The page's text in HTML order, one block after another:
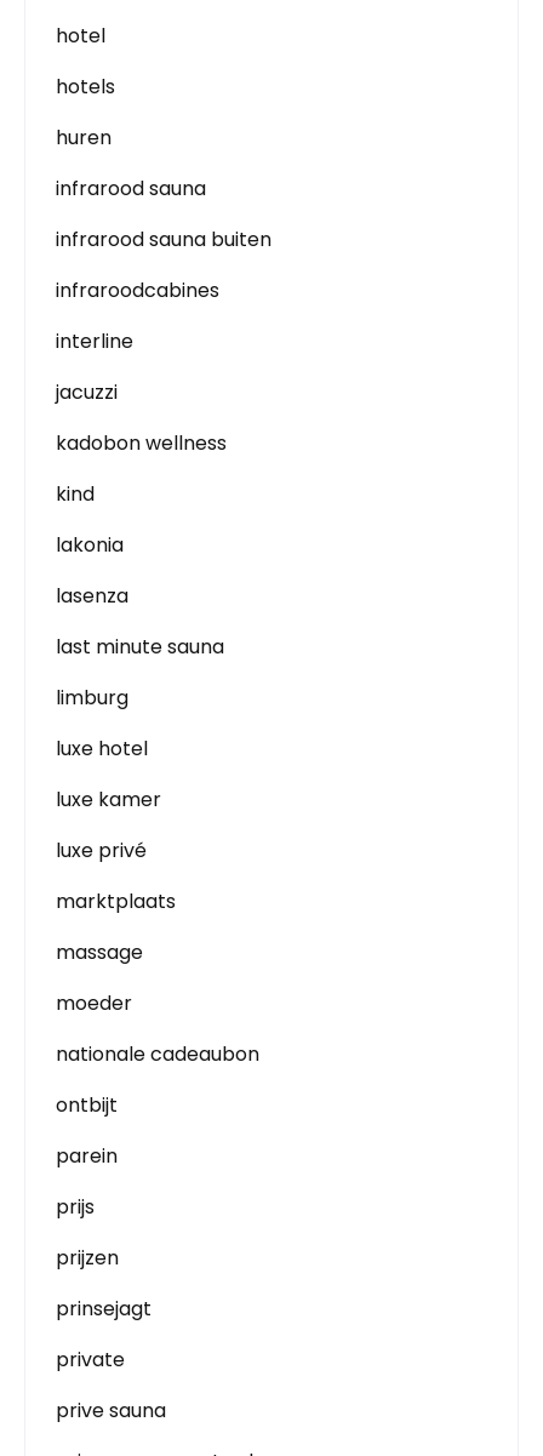
hotel
hotels
huren
infrarood sauna
infrarood sauna buiten
infraroodcabines
interline
jacuzzi
kadobon wellness
kind
lakonia
lasenza
last minute sauna
limburg
luxe hotel
luxe kamer
luxe privé
marktplaats
massage
moeder
nationale cadeaubon
ontbijt
parein
prijs
prijzen
prinsejagt
private
prive sauna